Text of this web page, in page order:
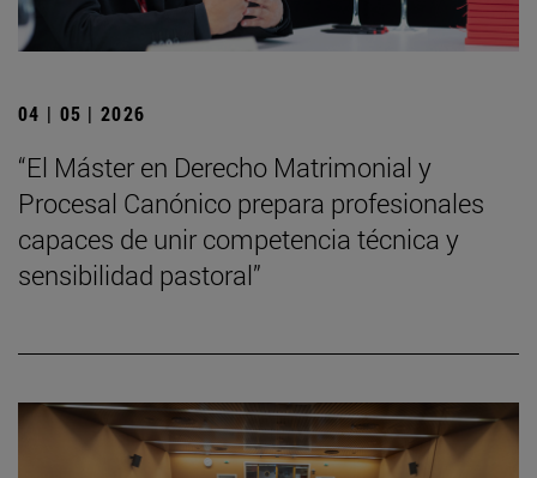
04 | 05 | 2026
“El Máster en Derecho Matrimonial y
Procesal Canónico prepara profesionales
capaces de unir competencia técnica y
sensibilidad pastoral”